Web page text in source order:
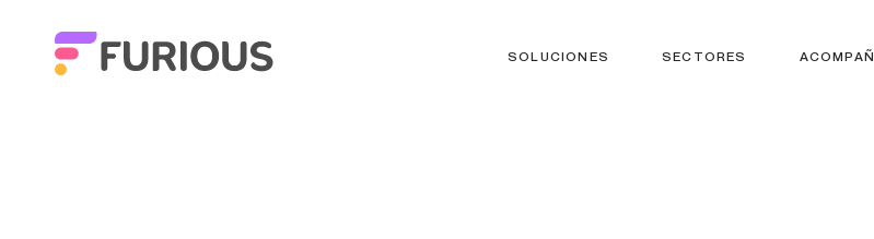
SOLUCIONES SECTORES